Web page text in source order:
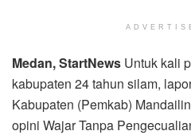
Medan, StartNews Untuk kali
kabupaten 24 tahun silam,
Kabupaten (Pemkab)
opini Wajar Tanpa